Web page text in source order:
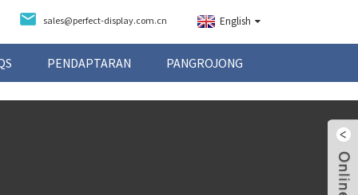
sales@perfect-display.com.cn English
PENDAPTARAN PANGROJONG